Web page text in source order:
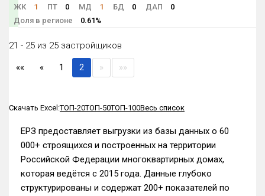
ЖК
1 ПТ 0 МД 1 БД 0 ДАП
0
Доля в регионе
0.61%
21 - 25 из 25 застройщиков
«« « 1 2 » »»
Скачать Excel:ТОП-20ТОП-50ТОП-100Весь список
ЕРЗ предоставляет выгрузки из базы данных о 60
000+ строящихся и построенных на территории
Российской Федерации многоквартирных домах,
которая ведётся с 2015 года. Данные глубоко
структурированы и содержат 200+ показателей по